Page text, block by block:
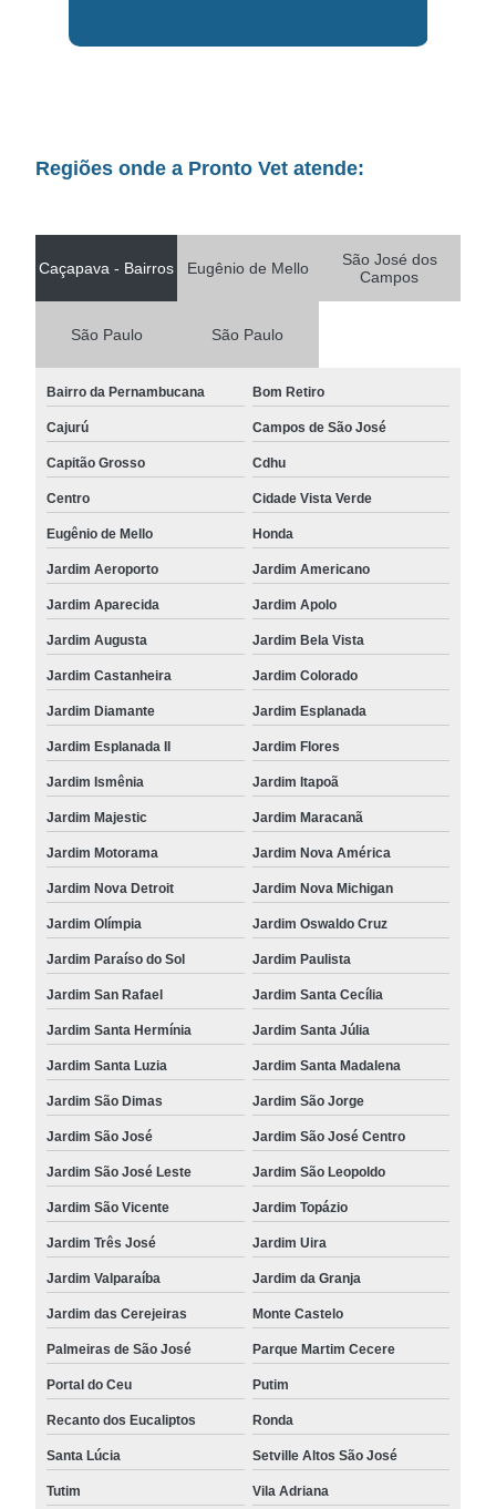
Regiões onde a Pronto Vet atende:
Caçapava - Bairros Eugênio de Mello
São José dos
Campos
São Paulo São Paulo
Bairro da Pernambucana Bom Retiro
Cajurú Campos de São José
Capitão Grosso Cdhu
Centro Cidade Vista Verde
Eugênio de Mello Honda
Jardim Aeroporto Jardim Americano
Jardim Aparecida Jardim Apolo
Jardim Augusta Jardim Bela Vista
Jardim Castanheira Jardim Colorado
Jardim Diamante Jardim Esplanada
Jardim Esplanada II Jardim Flores
Jardim Ismênia Jardim Itapoã
Jardim Majestic Jardim Maracanã
Jardim Motorama Jardim Nova América
Jardim Nova Detroit Jardim Nova Michigan
Jardim Olímpia Jardim Oswaldo Cruz
Jardim Paraíso do Sol Jardim Paulista
Jardim San Rafael Jardim Santa Cecília
Jardim Santa Hermínia Jardim Santa Júlia
Jardim Santa Luzia Jardim Santa Madalena
Jardim São Dimas Jardim São Jorge
Jardim São José Jardim São José Centro
Jardim São José Leste Jardim São Leopoldo
Jardim São Vicente Jardim Topázio
Jardim Três José Jardim Uira
Jardim Valparaíba Jardim da Granja
Jardim das Cerejeiras Monte Castelo
Palmeiras de São José Parque Martim Cecere
Portal do Ceu Putim
Recanto dos Eucaliptos Ronda
Santa Lúcia Setville Altos São José
Tutim Vila Adriana